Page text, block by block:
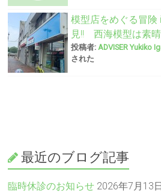
模型店をめぐる冒
見!! 西海模型は素
投稿者: ADVISER Yukiko
された
最近のブログ記事
臨時休診のお知らせ 2026年7月13日